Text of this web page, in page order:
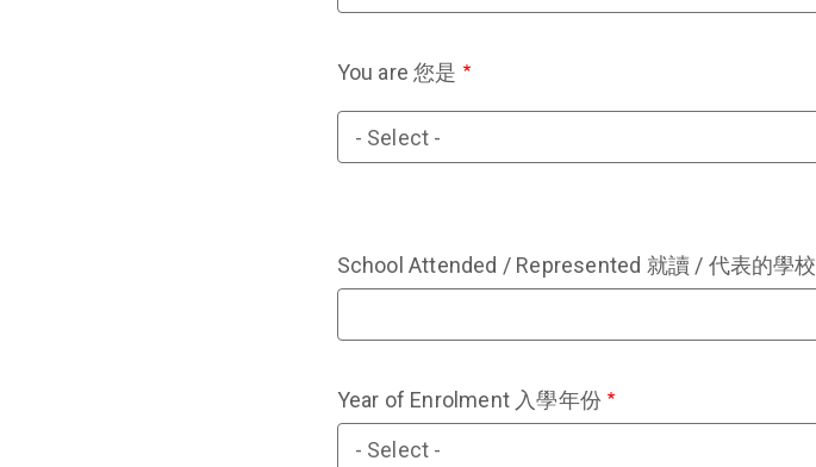
You are 您是
You
are
School Attended / Represented 就讀 / 代表的學校
Year of Enrolment 入學年份